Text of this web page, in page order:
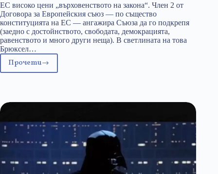
ЕС високо цени „върховенството на закона“. Член 2 от
Договора за Европейския съюз — по същество
конституцията на ЕС — ангажира Съюза да го подкрепя
(заедно с достойнството, свободата, демокрацията,
равенството и много други неща). В светлината на това
Брюксел…
ПрочетиСладкодумното
от
ЕС